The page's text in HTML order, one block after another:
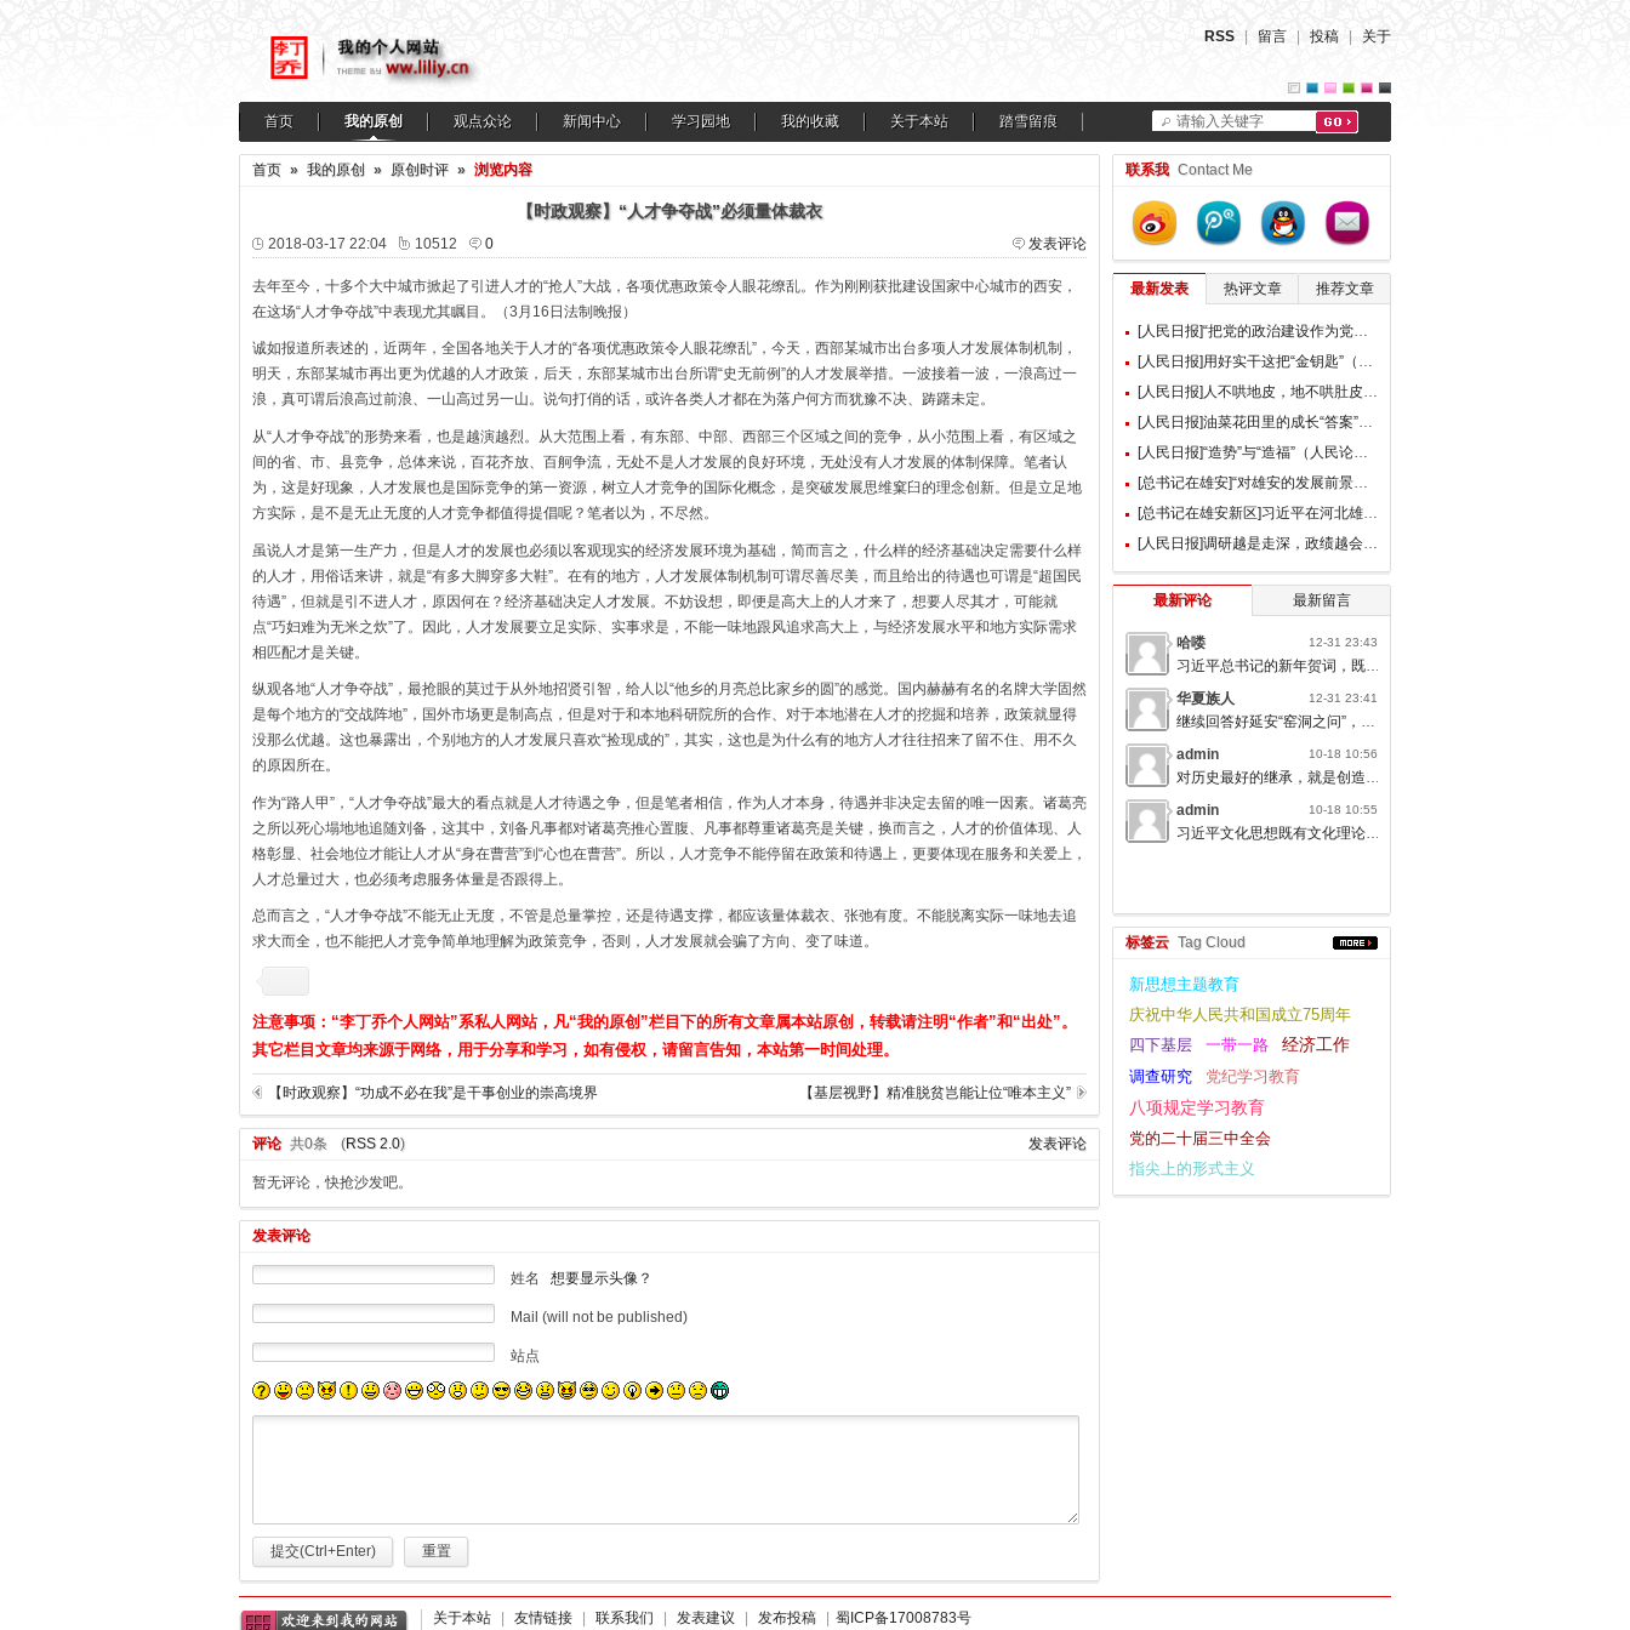
RSS 留言 投稿 关于
请输入关键字
首页 我的原创 观点众论 新闻中心 学习园地 我的收藏 关于本站 踏雪留痕
首页 » 我的原创 » 原创时评 » 浏览内容
【时政观察】“人才争夺战”必须量体裁衣
2018-03-17 22:04 10512 0 发表评论
去年至今，十多个大中城市掀起了引进人才的“抢人”大战，各项优惠政策令人眼花缭乱。作为刚刚获批建设国家中心城市的西安，
在这场“人才争夺战”中表现尤其瞩目。（3月16日法制晚报）
诚如报道所表述的，近两年，全国各地关于人才的“各项优惠政策令人眼花缭乱”，今天，西部某城市出台多项人才发展体制机制，
明天，东部某城市再出更为优越的人才政策，后天，东部某城市出台所谓“史无前例”的人才发展举措。一波接着一波，一浪高过一
浪，真可谓后浪高过前浪、一山高过另一山。说句打俏的话，或许各类人才都在为落户何方而犹豫不决、踌躇未定。
从“人才争夺战”的形势来看，也是越演越烈。从大范围上看，有东部、中部、西部三个区域之间的竞争，从小范围上看，有区域之
间的省、市、县竞争，总体来说，百花齐放、百舸争流，无处不是人才发展的良好环境，无处没有人才发展的体制保障。笔者认
为，这是好现象，人才发展也是国际竞争的第一资源，树立人才竞争的国际化概念，是突破发展思维窠臼的理念创新。但是立足地
方实际，是不是无止无度的人才竞争都值得提倡呢？笔者以为，不尽然。
虽说人才是第一生产力，但是人才的发展也必须以客观现实的经济发展环境为基础，简而言之，什么样的经济基础决定需要什么样
的人才，用俗话来讲，就是“有多大脚穿多大鞋”。在有的地方，人才发展体制机制可谓尽善尽美，而且给出的待遇也可谓是“超国民
待遇”，但就是引不进人才，原因何在？经济基础决定人才发展。不妨设想，即便是高大上的人才来了，想要人尽其才，可能就
点“巧妇难为无米之炊”了。因此，人才发展要立足实际、实事求是，不能一味地跟风追求高大上，与经济发展水平和地方实际需求
相匹配才是关键。
纵观各地“人才争夺战”，最抢眼的莫过于从外地招贤引智，给人以“他乡的月亮总比家乡的圆”的感觉。国内赫赫有名的名牌大学固然
是每个地方的“交战阵地”，国外市场更是制高点，但是对于和本地科研院所的合作、对于本地潜在人才的挖掘和培养，政策就显得
没那么优越。这也暴露出，个别地方的人才发展只喜欢“捡现成的”，其实，这也是为什么有的地方人才往往招来了留不住、用不久
的原因所在。
作为“路人甲”，“人才争夺战”最大的看点就是人才待遇之争，但是笔者相信，作为人才本身，待遇并非决定去留的唯一因素。诸葛亮
之所以死心塌地地追随刘备，这其中，刘备凡事都对诸葛亮推心置腹、凡事都尊重诸葛亮是关键，换而言之，人才的价值体现、人
格彰显、社会地位才能让人才从“身在曹营”到“心也在曹营”。所以，人才竞争不能停留在政策和待遇上，更要体现在服务和关爱上，
人才总量过大，也必须考虑服务体量是否跟得上。
总而言之，“人才争夺战”不能无止无度，不管是总量掌控，还是待遇支撑，都应该量体裁衣、张弛有度。不能脱离实际一味地去追
求大而全，也不能把人才竞争简单地理解为政策竞争，否则，人才发展就会骗了方向、变了味道。
注意事项：“李丁乔个人网站”系私人网站，凡“我的原创”栏目下的所有文章属本站原创，转载请注明“作者”和“出处”。
其它栏目文章均来源于网络，用于分享和学习，如有侵权，请留言告知，本站第一时间处理。
【时政观察】“功成不必在我”是干事创业的崇高境界 【基层视野】精准脱贫岂能让位“唯本主义”
评论 共0条 (RSS 2.0) 发表评论
暂无评论，快抢沙发吧。
发表评论
姓名 想要显示头像？
Mail (will not be published)
站点
提交(Ctrl+Enter) 重置
联系我 Contact Me
最新发表 热评文章 推荐文章
最新评论 最新留言
哈喽 12-31 23:43
习近平总书记的新年贺词，既充满温度，又饱含深情，太催人奋进了。
华夏族人
12-31 23:41
继续回答好延安“窑洞之问”，书写无愧于人民的时代答卷。
admin
10-18 10:56
对历史最好的继承，就是创造新的历史；对人类文明最大的礼敬，就是创造人类文明新形态。
admin
10-18 10:55
习近平文化思想既有文化理论观点上的创新和突破，又有文化工作布局上的部署要求，标志着我们党对中国特色社会主义文化建设规律的认识达到了新高度，表明我们党的历史自信、文化自信达到了新高度。
标签云 Tag Cloud
新思想主题教育
庆祝中华人民共和国成立75周年
四下基层
一带一路
经济工作
调查研究
党纪学习教育
八项规定学习教育
党的二十届三中全会
指尖上的形式主义
习近平文化思想
安全工作
关于本站 友情链接 联系我们 发表建议 发布投稿 蜀ICP备17008783号